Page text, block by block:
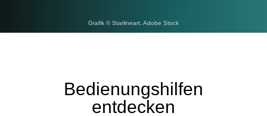
Grafik © Starlineart, Adobe Stock
Bedienungshilfen
entdecken